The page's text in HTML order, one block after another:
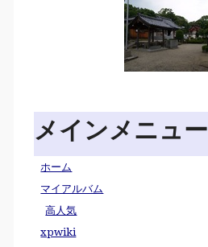
メインメニュー
ホーム
マイアルバム
高人気
xpwiki